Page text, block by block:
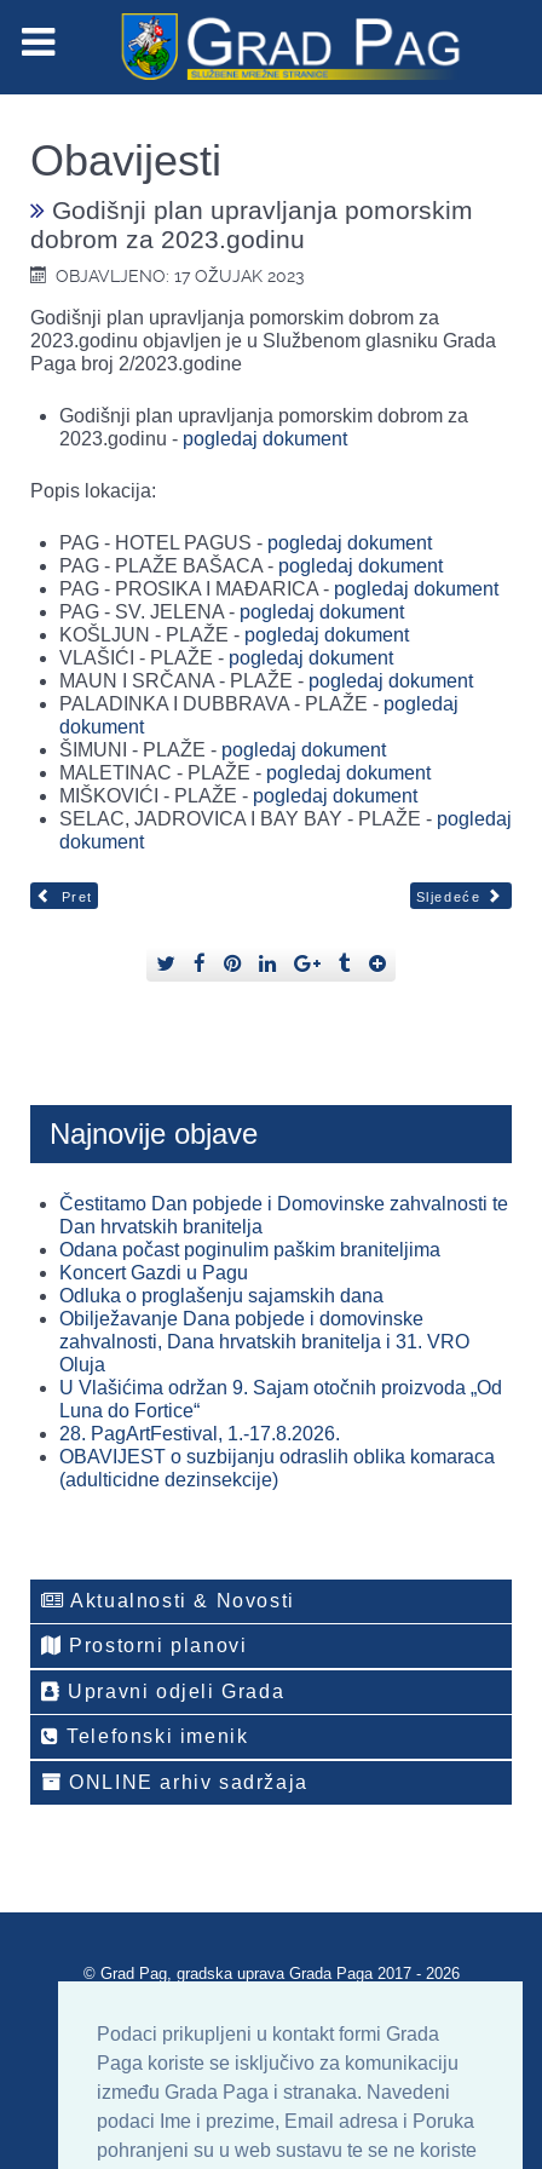
Podaci prikupljeni u kontakt formi Grada
Paga koriste se isključivo za komunikaciju
između Grada Paga i stranaka. Navedeni
podaci Ime i prezime, Email adresa i Poruka
pohranjeni su u web sustavu te se ne koriste
Obavijesti
Godišnji plan upravljanja pomorskim
dobrom za 2023.godinu
OBJAVLJENO: 17 OŽUJAK 2023
Godišnji plan upravljanja pomorskim dobrom za
2023.godinu objavljen je u Službenom glasniku Grada
Paga broj 2/2023.godine
Godišnji plan upravljanja pomorskim dobrom za
2023.godinu - pogledaj dokument
Popis lokacija:
PAG - HOTEL PAGUS - pogledaj dokument
PAG - PLAŽE BAŠACA - pogledaj dokument
PAG - PROSIKA I MAĐARICA - pogledaj dokument
PAG - SV. JELENA - pogledaj dokument
KOŠLJUN - PLAŽE - pogledaj dokument
VLAŠIĆI - PLAŽE - pogledaj dokument
MAUN I SRČANA - PLAŽE - pogledaj dokument
PALADINKA I DUBBRAVA - PLAŽE - pogledaj
dokument
ŠIMUNI - PLAŽE - pogledaj dokument
MALETINAC - PLAŽE - pogledaj dokument
MIŠKOVIĆI - PLAŽE - pogledaj dokument
SELAC, JADROVICA I BAY BAY - PLAŽE - pogledaj
dokument
Pret Sljedeće
Najnovije objave
Čestitamo Dan pobjede i Domovinske zahvalnosti te
Dan hrvatskih branitelja
Odana počast poginulim paškim braniteljima
Koncert Gazdi u Pagu
Odluka o proglašenju sajamskih dana
Obilježavanje Dana pobjede i domovinske
zahvalnosti, Dana hrvatskih branitelja i 31. VRO
Oluja
U Vlašićima održan 9. Sajam otočnih proizvoda „Od
Luna do Fortice“
28. PagArtFestival, 1.-17.8.2026.
OBAVIJEST o suzbijanju odraslih oblika komaraca
(adulticidne dezinsekcije)
Aktualnosti & Novosti
Prostorni planovi
Upravni odjeli Grada
Telefonski imenik
ONLINE arhiv sadržaja
© Grad Pag, gradska uprava Grada Paga 2017 - 2026
Uvjeti korištenja Impressum
Kontakt
Sitemap
RSS